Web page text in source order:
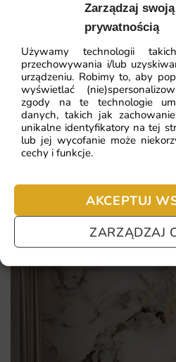
Zarządzaj swoją
prywatnością
Używamy technologii
przechowywania i/lub
urządzeniu. Robimy to, aby
wyświetlać
zgody na te technologie
danych, takich jak
unikalne identyfikatory na tej
lub jej wycofanie może
cechy i funkcje.
AKCEPTUJ
ZARZĄDZAJ
Wybierając ten projekt,
dopasowaną do swoich
codziennym użytkowaniu.
skrócie:
Świetna baza pod aranżacje
japandi
Matowa powierzchnia bez
Bezpieczne, bezzapachowe
Najniższa cena z 30 dni: 41.93
ZOBACZ
Najczęściej
Pomagamy i doradzamy przy
nie chcesz czekać – sprawdź